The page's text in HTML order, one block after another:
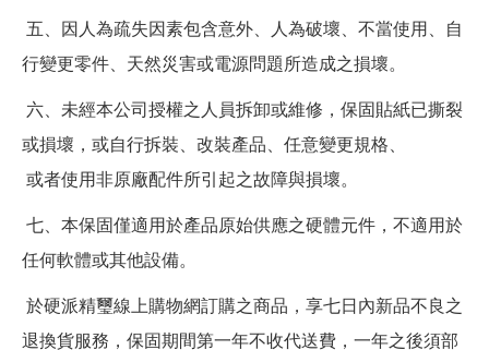
五、因人為疏失因素包含意外、人為破壞、不當使用、自
行變更零件、天然災害或電源問題所造成之損壞。
六、未經本公司授權之人員拆卸或維修，保固貼紙已撕裂
或損壞，或自行拆裝、改裝產品、任意變更規格、
或者使用非原廠配件所引起之故障與損壞。
七、本保固僅適用於產品原始供應之硬體元件，不適用於
任何軟體或其他設備。
於硬派精璽線上購物網訂購之商品，享七日內新品不良之
退換貨服務，保固期間第一年不收代送費，一年之後須部